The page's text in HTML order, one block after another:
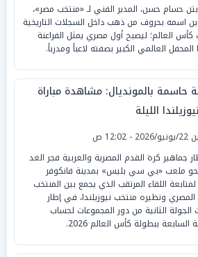
حسام حسن، المدير الفني لـ «منتخب مصر»،
اسمه بحروف من ذهب داخل السجلات التاريخية
كأس العالم؛ ليصبح أول مصري يمثل الفراعنة
العالمي الكبير بصفته لاعباً ومدرباً.
حاسمة بالمونديال: مشاهدة مباراة
الليلة
ص
جماهير كرة القدم المصرية والعربية فجر الغد
نحو ملعب «بي سي بليس» بمدينة فانكوفر
لمتابعة اللقاء المرتقب الذي يجمع بين المنتخب
ونظيره منتخب نيوزيلندا، في إطار
الجولة الثانية من دور المجموعات لحساب
السابعة ببطولة كأس العالم 2026.